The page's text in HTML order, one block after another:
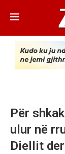
Për
ulur në
Diellit